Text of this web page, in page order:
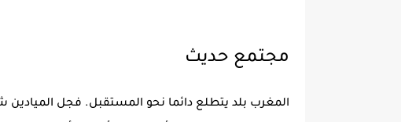
مجتمع حديث
المغرب بلد يتطلع دائما نحو المستقبل. فجل